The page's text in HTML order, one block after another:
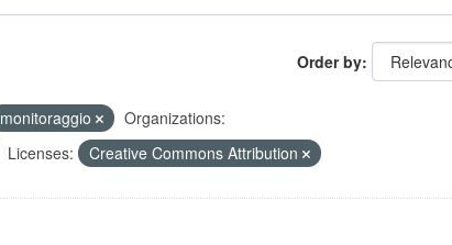
Order by
monitoraggio
Organizations:
Licenses: Creative Commons Attribution